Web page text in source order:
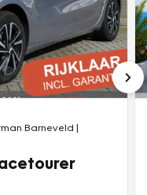
Barneveld |